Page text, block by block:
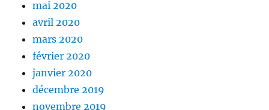
mai 2020
avril 2020
mars 2020
février 2020
janvier 2020
décembre 2019
novembre 2019